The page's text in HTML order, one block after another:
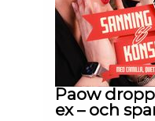
Paow
ex – och